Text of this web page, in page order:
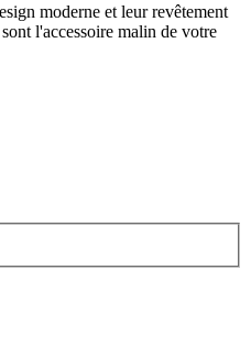
moderne et leur revêtement
l'accessoire malin de votre